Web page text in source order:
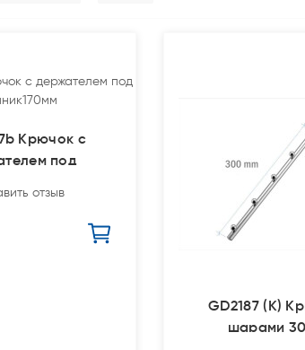
Крючок с
под
отзыв
GD2187 (К)
шарами